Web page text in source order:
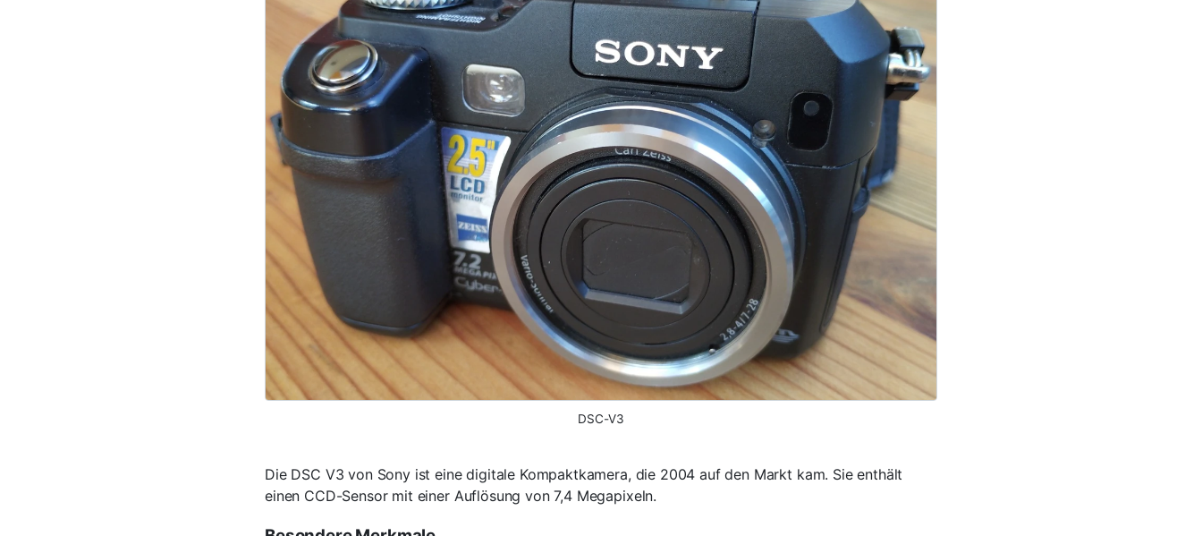
DSC-V3
Die DSC V3 von Sony ist eine digitale Kompaktkamera, die 2004 auf den Markt kam. Sie enthält
einen CCD-Sensor mit einer Auflösung von 7,4 Megapixeln.